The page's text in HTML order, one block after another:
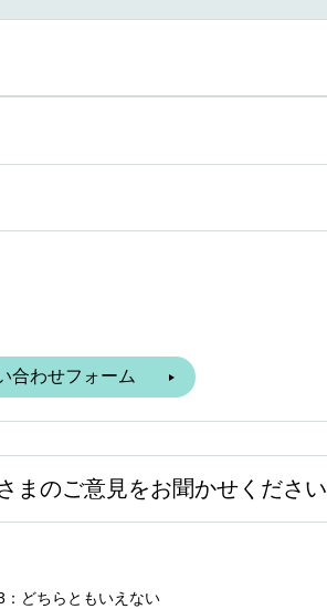
まのご意見をお聞かせください
：どちらともいえない